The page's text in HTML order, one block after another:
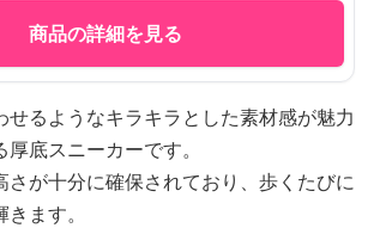
商品の詳細を見る
せるようなキラキラとした素材感が魅力
底スニーカーです。
さが十分に確保されており、歩くたびに
ます。